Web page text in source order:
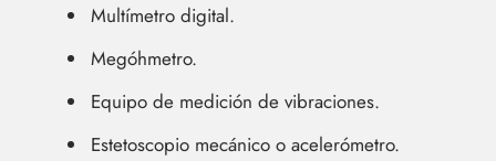
Multímetro digital.
Megóhmetro.
Equipo de medición de vibraciones.
Estetoscopio mecánico o acelerómetro.